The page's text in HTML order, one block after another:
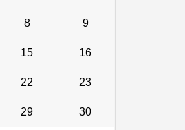
8 9
15 16
22 23
29 30